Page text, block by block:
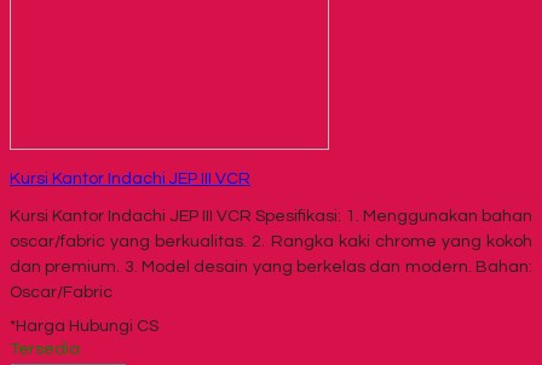
Kursi Kantor Indachi JEP III VCR
Kursi Kantor Indachi JEP III VCR Spesifikasi: 1. Menggunakan bahan
oscar/fabric yang berkualitas. 2. Rangka kaki chrome yang kokoh
dan premium. 3. Model desain yang berkelas dan modern. Bahan:
Oscar/Fabric
*Harga Hubungi CS
Tersedia